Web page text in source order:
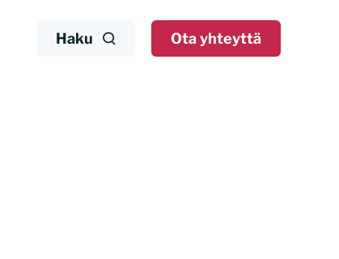
Haku Ota yhteyttä